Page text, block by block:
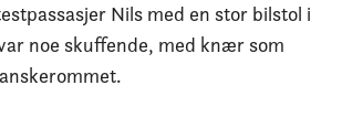
Nils med en stor bilstol i
noe skuffende, med knær som